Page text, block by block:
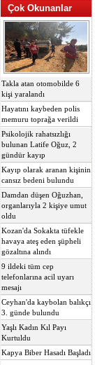
Çok Okunanlar
Takla atan otomobilde 6
kişi yaralandı
Hayatını kaybeden polis
memuru toprağa verildi
Psikolojik rahatsızlığı
bulunan Latife Oğuz, 2
gündür kayıp
Kayıp olarak aranan kişinin
cansız bedeni bulundu
Damdan düşen Oğuzhan,
organlarıyla 2 kişiye umut
oldu
Kozan'da Sokakta tüfekle
havaya ateş eden şüpheli
gözaltına alındı
9 ildeki tüm cep
telefonlarına acil uyarı
mesajı
Ceyhan'da kaybolan balıkçı
3. günde bulundu
Yaşlı Kadın Kıl Payı
Kurtuldu
Kapya Biber Hasadı Başladı